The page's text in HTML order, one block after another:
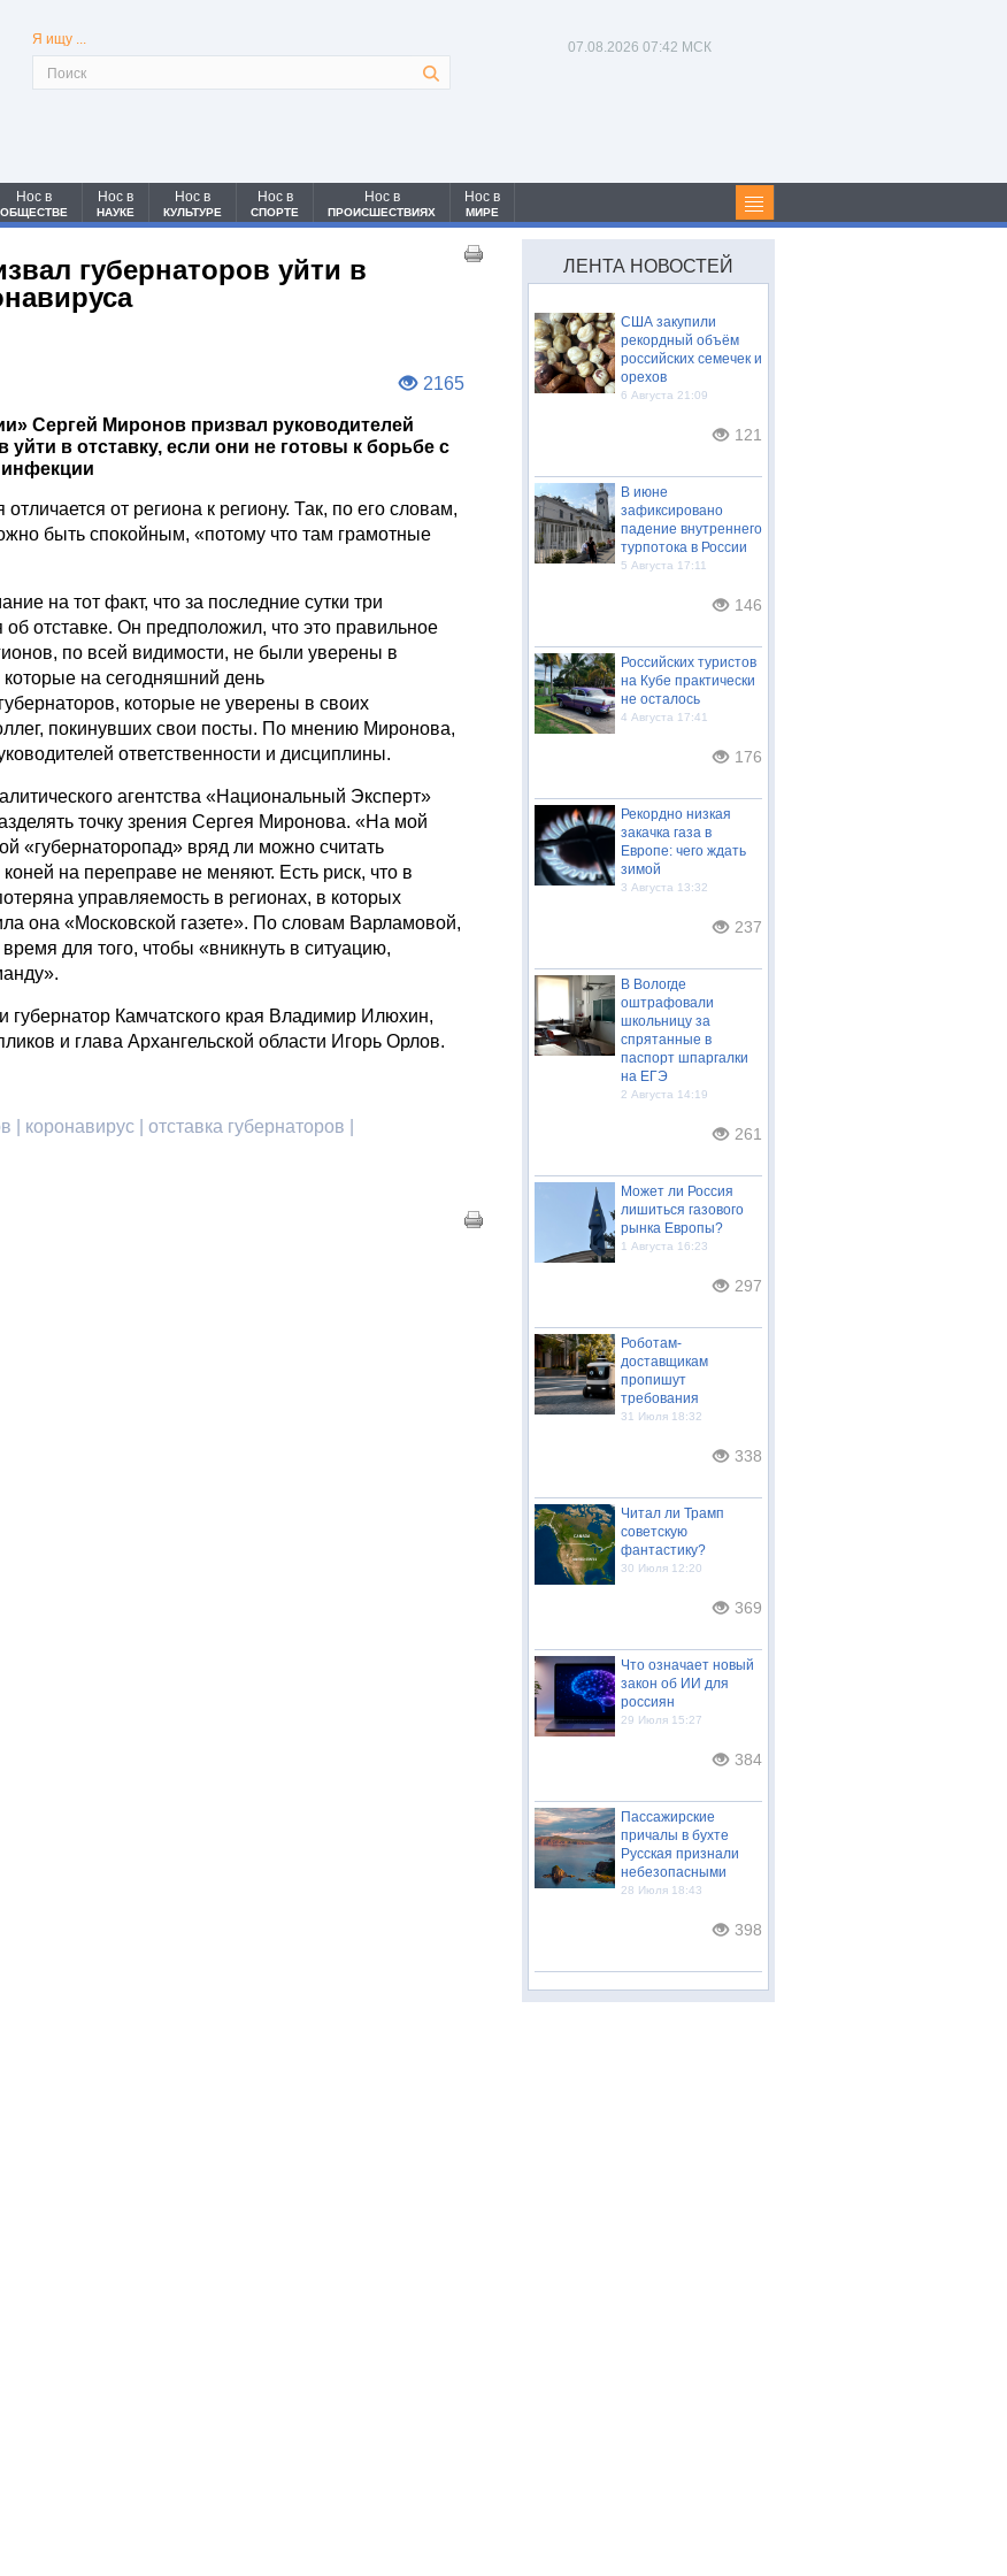
Я ищу ... 07.08.2026 07:42 МСК
Нос в
ОБЩЕСТВЕ
Нос в
НАУКЕ
Нос в
КУЛЬТУРЕ
Нос в
СПОРТЕ
Нос в
ПРОИСШЕСТВИЯХ
Нос в
МИРЕ
губернаторов уйти в
2165
Сергей Миронов призвал руководителей
в отставку, если они не готовы к борьбе с
от региона к региону. Так, по его словам,
быть спокойным, «потому что там грамотные
на тот факт, что за последние сутки три
отставке. Он предположил, что это правильное
по всей видимости, не были уверены в
которые на сегодняшний день
которые не уверены в своих
покинувших свои посты. По мнению Миронова,
ответственности и дисциплины.
агентства «Национальный Эксперт»
точку зрения Сергея Миронова. «На мой
«губернаторопад» вряд ли можно считать
на переправе не меняют. Есть риск, что в
управляемость в регионах, в которых
она «Московской газете». По словам Варламовой,
для того, чтобы «вникнуть в ситуацию,
губернатор Камчатского края Владимир Илюхин,
и глава Архангельской области Игорь Орлов.
коронавирус | отставка губернаторов |
ЛЕНТА НОВОСТЕЙ
США закупили
рекордный объём
российских семечек и
орехов
6 Августа 21:09
121
В июне
зафиксировано
падение внутреннего
турпотока в России
5 Августа 17:11
146
Российских туристов
на Кубе практически
не осталось
4 Августа 17:41
176
Рекордно низкая
закачка газа в
Европе: чего ждать
зимой
3 Августа 13:32
237
В Вологде
оштрафовали
школьницу за
спрятанные в
паспорт шпаргалки
на ЕГЭ
2 Августа 14:19
261
Может ли Россия
лишиться газового
рынка Европы?
1 Августа 16:23
297
Роботам-
доставщикам
пропишут
требования
31 Июля 18:32
338
Читал ли Трамп
советскую
фантастику?
30 Июля 12:20
369
Что означает новый
закон об ИИ для
россиян
29 Июля 15:27
384
Пассажирские
причалы в бухте
Русская признали
небезопасными
28 Июля 18:43
398